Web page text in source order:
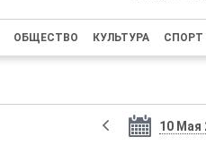
ОБЩЕСТВО КУЛЬТУРА СПОРТ
10 Мая